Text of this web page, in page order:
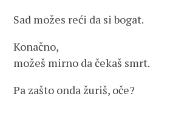
Sad možes reći da si bogat.
Konačno,
možeš mirno da čekaš smrt.
Pa zašto onda žuriš, oče?